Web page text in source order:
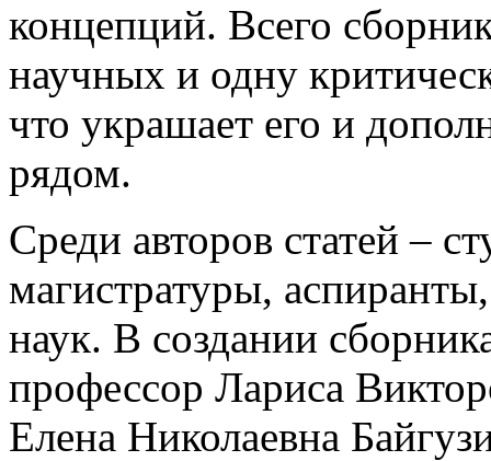
концепций. Всего
научных и одну
что украшает его и
рядом.
Среди авторов статей –
магистратуры,
наук. В создании
профессор Лариса
Елена Николаевна